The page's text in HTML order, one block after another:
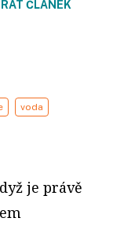
ČLÁNEK
voda
je právě